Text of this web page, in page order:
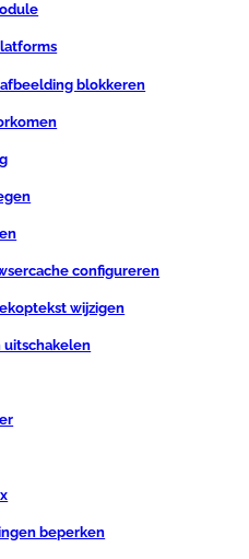
blokkeren
configureren
wijzigen
uitschakelen
beperken